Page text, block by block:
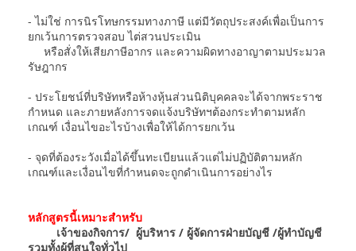
- ไม่ใช่ การนิรโทษกรรมทางภาษี แต่มีวัตถุประสงค์เพื่อเป็นการ
ยกเว้นการตรวจสอบ ไต่สวนประเมิน
หรือสั่งให้เสียภาษีอากร และความผิดทางอาญาตามประมวล
รัษฎากร
- ประโยชน์ที่บริษัทหรือห้างหุ้นส่วนนิติบุคคลจะได้จากพระราช
กำหนด และภายหลังการจดแจ้งบริษัทฯต้องกระทำตามหลัก
เกณฑ์ เงื่อนไขอะไรบ้างเพื่อให้ได้การยกเว้น
- จุดที่ต้องระวังเมื่อได้ขึ้นทะเบียนแล้วแต่ไม่ปฏิบัติตามหลัก
เกณฑ์และเงื่อนไขที่กำหนดจะถูกดำเนินการอย่างไร
หลักสูตรนี้เหมาะสำหรับ
เจ้าของกิจการ/ ผู้บริหาร / ผู้จัดการฝ่ายบัญชี /ผู้ทำบัญชี
รวมทั้งผู้ที่สนใจทั่วไป